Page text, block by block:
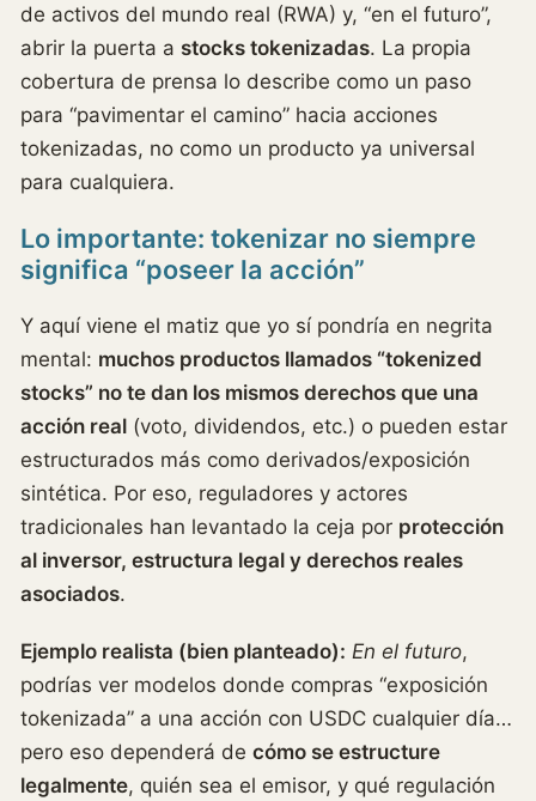
de activos del mundo real (RWA) y, “en el futuro”,
abrir la puerta a stocks tokenizadas. La propia
cobertura de prensa lo describe como un paso
para “pavimentar el camino” hacia acciones
tokenizadas, no como un producto ya universal
para cualquiera.
Lo importante: tokenizar no siempre
significa “poseer la acción”
Y aquí viene el matiz que yo sí pondría en negrita
mental: muchos productos llamados “tokenized
stocks” no te dan los mismos derechos que una
acción real (voto, dividendos, etc.) o pueden estar
estructurados más como derivados/exposición
sintética. Por eso, reguladores y actores
tradicionales han levantado la ceja por protección
al inversor, estructura legal y derechos reales
asociados.
Ejemplo realista (bien planteado): En el futuro,
podrías ver modelos donde compras “exposición
tokenizada” a una acción con USDC cualquier día…
pero eso dependerá de cómo se estructure
legalmente, quién sea el emisor, y qué regulación